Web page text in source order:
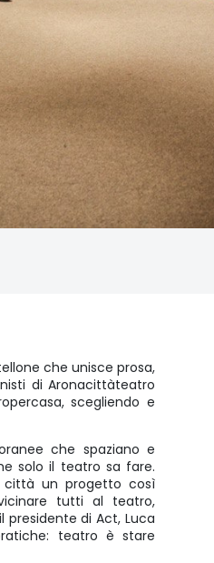
che unisce prosa,
di Aronacittàteatro
scegliendo e
che spaziano e
solo il teatro sa fare.
un progetto così
tutti al teatro,
di Act, Luca
teatro è stare